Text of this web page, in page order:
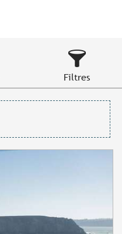
Filtres